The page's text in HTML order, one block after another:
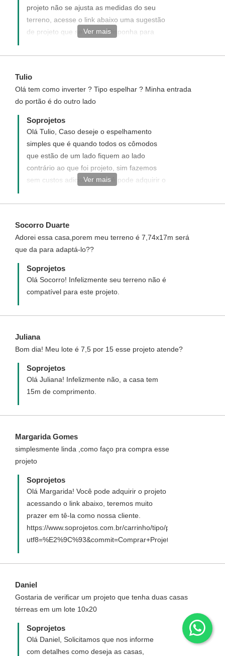
projeto não se ajusta as medidas do seu
terreno, acesse o link abaixo uma sugestão
de projeto que se ajusta. Disponha para
como um de nossos clientes.
casas/planta-de-casa-terrea-3-quartos-cod-
138
Ver mais
Tulio
Olá tem como inverter ? Tipo espelhar ? Minha entrada
do portão é do outro lado
Soprojetos
Olá Tulio, Caso deseje o espelhamento
simples que é quando todos os cômodos
que estão de um lado fiquem ao lado
contrário ao que foi projeto, sim fazemos
sem custos adicionais, você pode adquirir o
aquisição no confirmar que deseja receber
Ver mais
Socorro Duarte
Adorei essa casa,porem meu terreno é 7,74x17m será
que da para adaptá-lo??
Soprojetos
Olá Socorro! Infelizmente seu terreno não é
compatível para este projeto.
Juliana
Bom dia! Meu lote é 7,5 por 15 esse projeto atende?
Soprojetos
Olá Juliana! Infelizmente não, a casa tem
15m de comprimento.
Margarida Gomes
simplesmente linda ,como faço pra compra esse
projeto
Soprojetos
Olá Margarida! Você pode adquirir o projeto
acessando o link abaixo, teremos muito
prazer em tê-la como nossa cliente.
https://www.soprojetos.com.br/carrinho/tipo/padrao/94?
utf8=%E2%9C%93&commit=Comprar+Projeto
Daniel
Gostaria de verificar um projeto que tenha duas casas
térreas em um lote 10x20
Soprojetos
Olá Daniel, Solicitamos que nos informe
com detalhes como deseja as casas,